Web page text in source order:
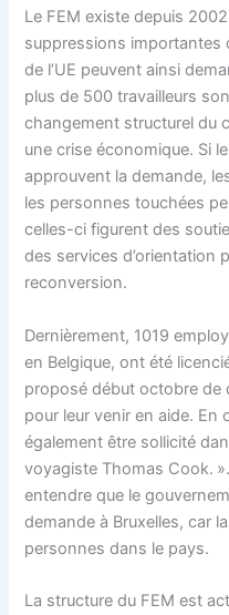
Le FEM existe depuis
suppressions importantes
de l’UE peuvent ainsi
plus de 500 travailleurs
changement structurel du
une crise économique. Si
approuvent la demande,
les personnes touchées
celles-ci figurent des
des services d’orientation
reconversion.
Dernièrement, 1019
en Belgique, ont été
proposé début octobre de
pour leur venir en aide. En
également être sollicité
voyagiste Thomas Cook.
entendre que le
demande à Bruxelles, car
personnes dans le pays.
La structure du FEM est